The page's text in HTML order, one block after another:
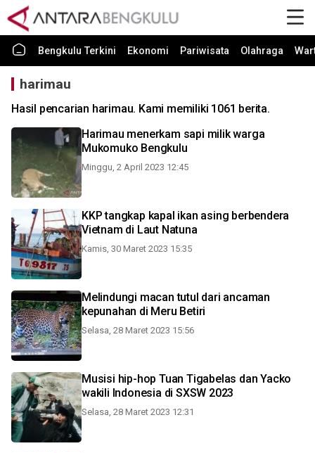
Bengkulu Terkini Ekonomi Pariwisata Olahraga
harimau
Hasil pencarian harimau. Kami memiliki 1061 berita.
Harimau menerkam sapi milik warga
Mukomuko Bengkulu
Minggu, 2 April 2023 12:45
KKP tangkap kapal ikan asing berbendera
Vietnam di Laut Natuna
Kamis, 30 Maret 2023 15:35
Melindungi macan tutul dari ancaman
kepunahan di Meru Betiri
Selasa, 28 Maret 2023 15:56
Musisi hip-hop Tuan Tigabelas dan Yacko
wakili Indonesia di SXSW 2023
Selasa, 28 Maret 2023 12:31